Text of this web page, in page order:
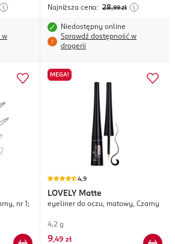
w
Najniższa cena: 28,99 zł
Niedostępny online
Sprawdź dostępność w
drogerii
nr 1;
MEGA!
4,9
LOVELY Matte
eyeliner do oczu, matowy, Czarny
4,2 g
9,49 zł